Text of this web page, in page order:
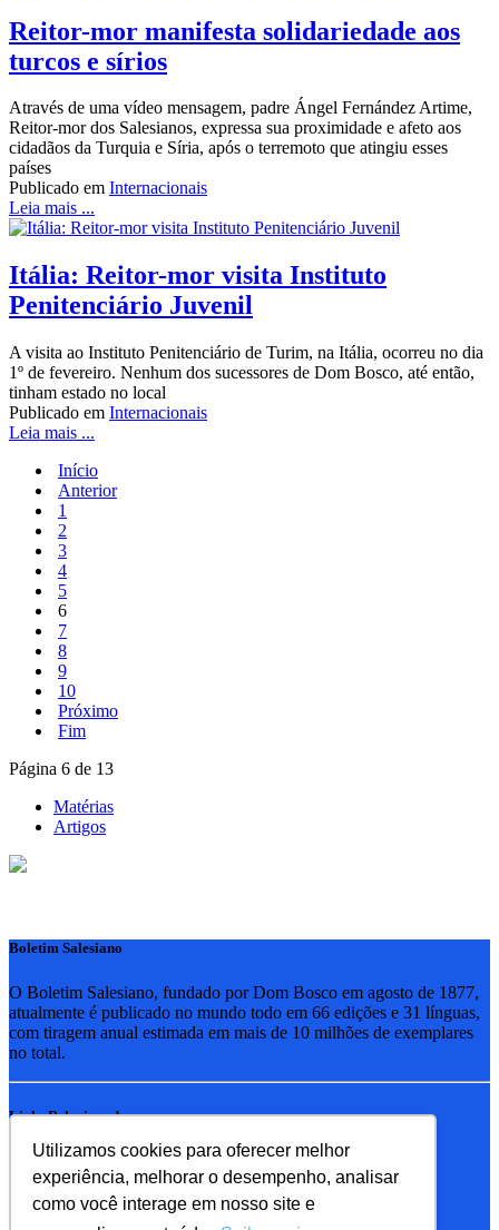
Utilizamos cookies para oferecer melhor
experiência, melhorar o desempenho, analisar
como você interage em nosso site e
Reitor-mor manifesta solidariedade aos
turcos e sírios
Através de uma vídeo mensagem, padre Ángel Fernández Artime,
Reitor-mor dos Salesianos, expressa sua proximidade e afeto aos
cidadãos da Turquia e Síria, após o terremoto que atingiu esses
países
Publicado em Internacionais
Leia mais ...
Itália: Reitor-mor visita Instituto
Penitenciário Juvenil
A visita ao Instituto Penitenciário de Turim, na Itália, ocorreu no dia
1º de fevereiro. Nenhum dos sucessores de Dom Bosco, até então,
tinham estado no local
Publicado em Internacionais
Leia mais ...
Início
Anterior
1
2
3
4
5
6
7
8
9
10
Próximo
Fim
Página 6 de 13
Matérias
Artigos
Boletim Salesiano
O Boletim Salesiano, fundado por Dom Bosco em agosto de 1877,
atualmente é publicado no mundo todo em 66 edições e 31 línguas,
com tiragem anual estimada em mais de 10 milhões de exemplares
no total.
Links Relacionados
RSB - Rede Salesiana Brasil
EDEBE - Editora
UPV - União pela Vida